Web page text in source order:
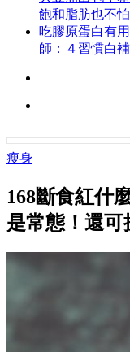
飽和脂肪也不怕
吃膠原蛋白有
師：４習慣白補
瘦身
168斷食紅什
是常態！還